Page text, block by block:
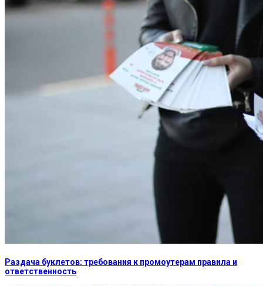
Раздача буклетов: требования к промоутерам правила и
ответственность